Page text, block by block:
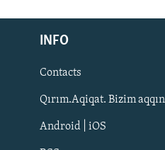
Русский
Українською
QOŞULIÑIZ!
INFO
Contacts
Qırım.Aqiqat. Bizim
Android | iOS